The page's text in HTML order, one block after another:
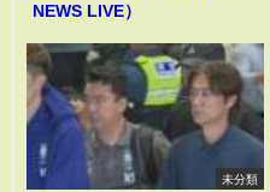
NEWS LIVE）
未分類